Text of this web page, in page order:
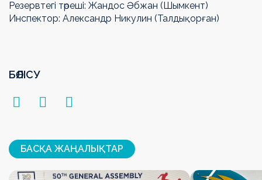
Резервтегі төреші: Жандос Әбжан (Шымкент)
Инспектор: Александр Никулин (Талдықорған)
БӨЛІСУ
БАСҚА ЖАҢАЛЫҚТАР